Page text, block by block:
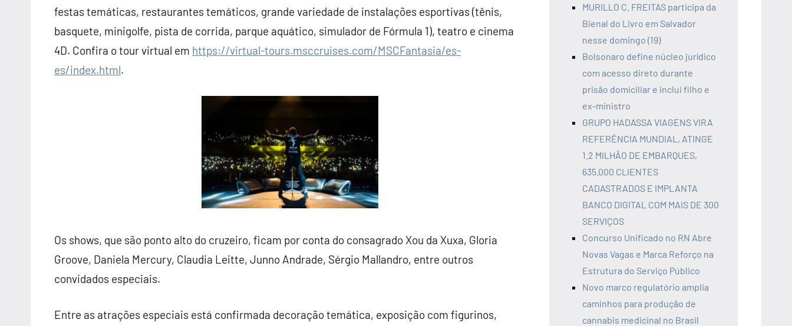
festas temáticas, restaurantes temáticos, grande variedade de instalações esportivas (tênis,
basquete, minigolfe, pista de corrida, parque aquático, simulador de Fórmula 1), teatro e cinema
4D. Confira o tour virtual em https://virtual-tours.msccruises.com/MSCFantasia/es-
es/index.html.
Os shows, que são ponto alto do cruzeiro, ficam por conta do consagrado Xou da Xuxa, Gloria
Groove, Daniela Mercury, Claudia Leitte, Junno Andrade, Sérgio Mallandro, entre outros
convidados especiais.
Entre as atrações especiais está confirmada decoração temática, exposição com figurinos,
MURILLO C. FREITAS participa da
Bienal do Livro em Salvador
nesse domingo (19)
Bolsonaro define núcleo jurídico
com acesso direto durante
prisão domiciliar e inclui filho e
ex-ministro
GRUPO HADASSA VIAGENS VIRA
REFERÊNCIA MUNDIAL, ATINGE
1.2 MILHÃO DE EMBARQUES,
635.000 CLIENTES
CADASTRADOS E IMPLANTA
BANCO DIGITAL COM MAIS DE 300
SERVIÇOS
Concurso Unificado no RN Abre
Novas Vagas e Marca Reforço na
Estrutura do Serviço Público
Novo marco regulatório amplia
caminhos para produção de
cannabis medicinal no Brasil